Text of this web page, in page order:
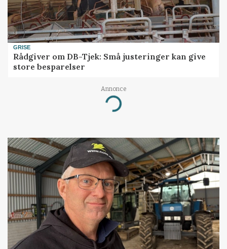
GRISE
Rådgiver om DB-Tjek: Små justeringer kan give
store besparelser
Annonce
Loading...